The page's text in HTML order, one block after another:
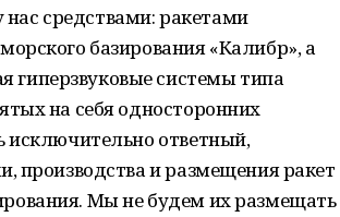
средствами: ракетами
базирования «Калибр», а
гиперзвуковые системы типа
на себя односторонних
исключительно ответный,
производства и размещения ракет
Мы не будем их размещать